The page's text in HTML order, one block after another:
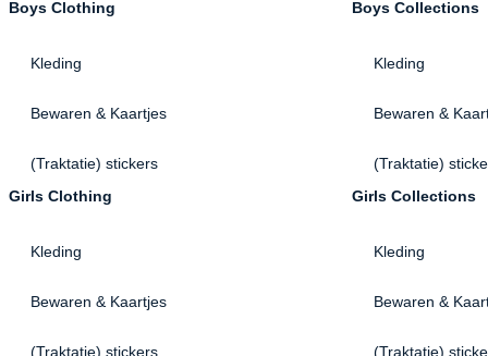
Boys Clothing
Kleding
Bewaren & Kaartjes
(Traktatie) stickers
Boys Collections
Kleding
Bewaren &
(Traktatie)
Girls Clothing
Kleding
Bewaren & Kaartjes
(Traktatie) stickers
Girls Collections
Kleding
Bewaren &
(Traktatie)